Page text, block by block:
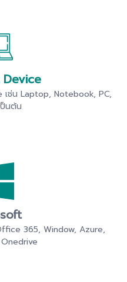
ช่น Laptop, Notebook, PC,
นต้น
365, Window, Azure,